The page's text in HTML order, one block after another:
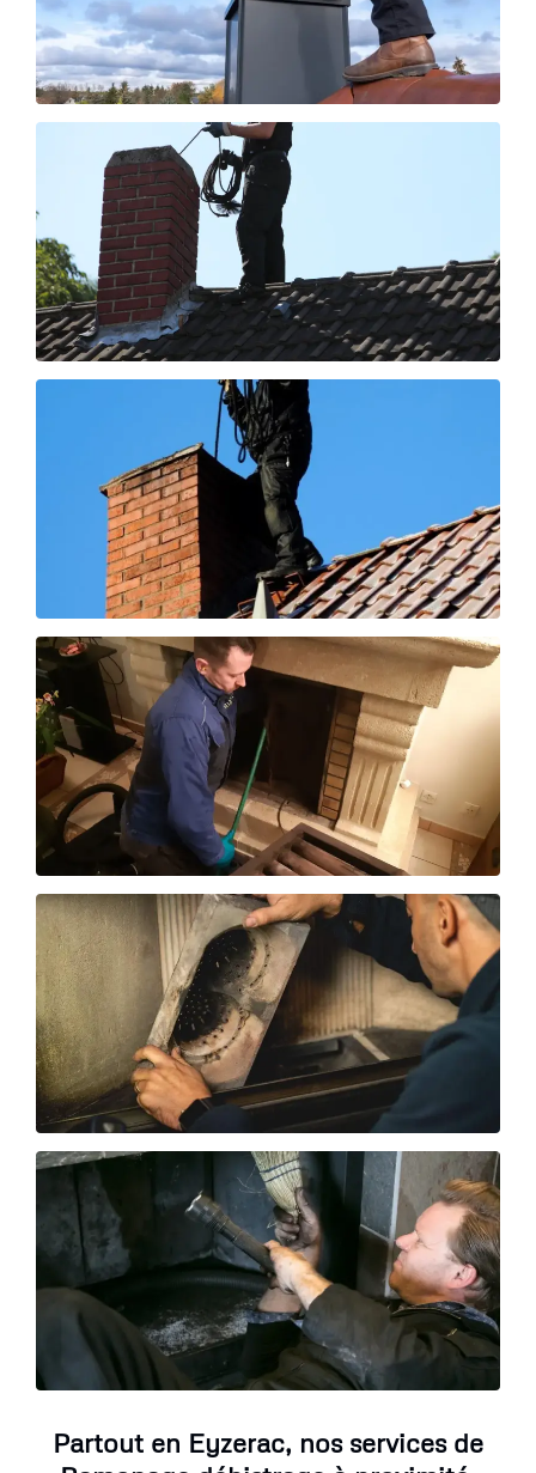
Partout en Eyzerac, nos services de